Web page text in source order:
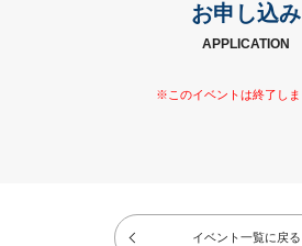
お申し込み
APPLICATION
イベント一覧に戻る